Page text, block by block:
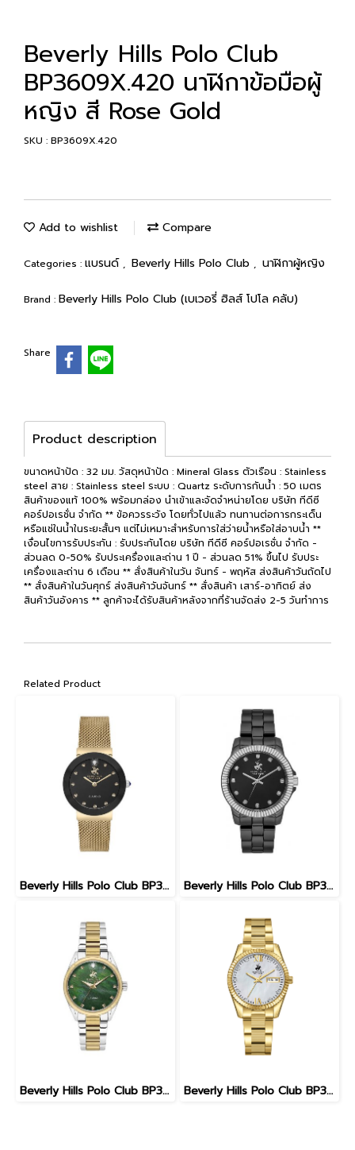
Beverly Hills Polo Club
BP3609X.420 นาฬิกาข้อมือผู้
หญิง สี Rose Gold
SKU : BP3609X.420
Add to wishlist Compare
Categories : แบรนด์ , Beverly Hills Polo Club , นาฬิกาผู้หญิง
Brand : Beverly Hills Polo Club (เบเวอรี่ ฮิลส์ โปโล คลับ)
Share
Product description
ขนาดหน้าปัด : 32 มม. วัสดุหน้าปัด : Mineral Glass ตัวเรือน : Stainless
steel สาย : Stainless steel ระบบ : Quartz ระดับการกันน้ำ : 50 เมตร
สินค้าของแท้ 100% พร้อมกล่อง นำเข้าและจัดจำหน่ายโดย บริษัท ทีดีซี
คอร์ปอเรชั่น จำกัด ** ข้อควรระวัง โดยทั่วไปแล้ว ทนทานต่อการกระเด็น
หรือแช่ในน้ำในระยะสั้นๆ แต่ไม่เหมาะสำหรับการใส่ว่ายน้ำหรือใส่อาบน้ำ **
เงื่อนไขการรับประกัน : รับประกันโดย บริษัท ทีดีซี คอร์ปอเรชั่น จำกัด -
ส่วนลด 0-50% รับประเครื่องและถ่าน 1 ปี - ส่วนลด 51% ขึ้นไป รับประ
เครื่องและถ่าน 6 เดือน ** สั่งสินค้าในวัน จันทร์ - พฤหัส ส่งสินค้าวันถัดไป
** สั่งสินค้าในวันศุกร์ ส่งสินค้าวันจันทร์ ** สั่งสินค้า เสาร์-อาทิตย์ ส่ง
สินค้าวันอังคาร ** ลูกค้าจะได้รับสินค้าหลังจากที่ร้านจัดส่ง 2-5 วันทำการ
Related Product
Beverly Hills Polo Club BP3609X.150 นาฬิกาข้อมือผู้หญิง สีทอง Beverly Hills Polo Club BP3622X.850 นาฬิกาข้อมือผู้หญิง สีดำ
Beverly Hills Polo Club BP3601C.270 BHPC WATCH FEMALE 32 MM. นาฬิกา นาฬิกาข้อมือ นาฬิกาข้อมือผู้หญิง Beverly Hills Polo Club BP3765C.120 FEMALE 32 MM. นาฬิกา นาฬิกาข้อมือ นาฬิกาข้อมือผู้หญิง